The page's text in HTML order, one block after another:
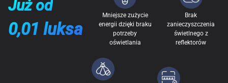
Już od
0,01 luksa
Mniejsze zużycie
energii dzięki braku
potrzeby
oświetlania
Brak
zanieczyszczenia
świetlnego z
reflektorów